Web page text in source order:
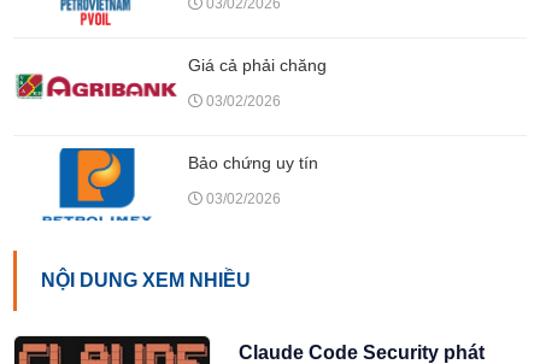
03/02/2026
Giá cả phải chăng
03/02/2026
Bảo chứng uy tín
03/02/2026
NỘI DUNG XEM NHIỀU
Claude Code Security phát